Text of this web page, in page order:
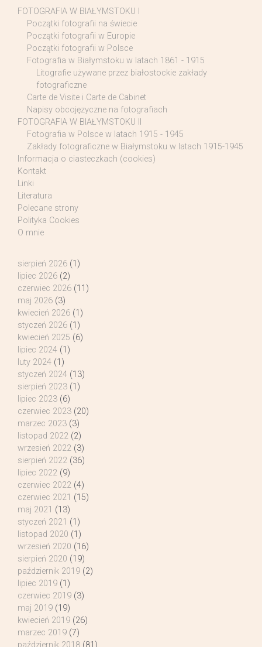
FOTOGRAFIA W BIAŁYMSTOKU I
Początki fotografii na świecie
Początki fotografii w Europie
Początki fotografii w Polsce
Fotografia w Białymstoku w latach 1861 - 1915
Litografie używane przez białostockie zakłady
fotograficzne
Carte de Visite i Carte de Cabinet
Napisy obcojęzyczne na fotografiach
FOTOGRAFIA W BIAŁYMSTOKU II
Fotografia w Polsce w latach 1915 - 1945
Zakłady fotograficzne w Białymstoku w latach 1915-1945
Informacja o ciasteczkach (cookies)
Kontakt
Linki
Literatura
Polecane strony
Polityka Cookies
O mnie
sierpień 2026 (1)
lipiec 2026 (2)
czerwiec 2026 (11)
maj 2026 (3)
kwiecień 2026 (1)
styczeń 2026 (1)
kwiecień 2025 (6)
lipiec 2024 (1)
luty 2024 (1)
styczeń 2024 (13)
sierpień 2023 (1)
lipiec 2023 (6)
czerwiec 2023 (20)
marzec 2023 (3)
listopad 2022 (2)
wrzesień 2022 (3)
sierpień 2022 (36)
lipiec 2022 (9)
czerwiec 2022 (4)
czerwiec 2021 (15)
maj 2021 (13)
styczeń 2021 (1)
listopad 2020 (1)
wrzesień 2020 (16)
sierpień 2020 (19)
październik 2019 (2)
lipiec 2019 (1)
czerwiec 2019 (3)
maj 2019 (19)
kwiecień 2019 (26)
marzec 2019 (7)
październik 2018 (81)